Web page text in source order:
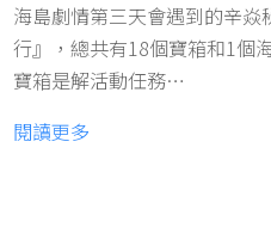
海島劇情第三天會遇到的辛焱
行』，總共有18個寶箱和1個
寶箱是解活動任務…
閱讀更多